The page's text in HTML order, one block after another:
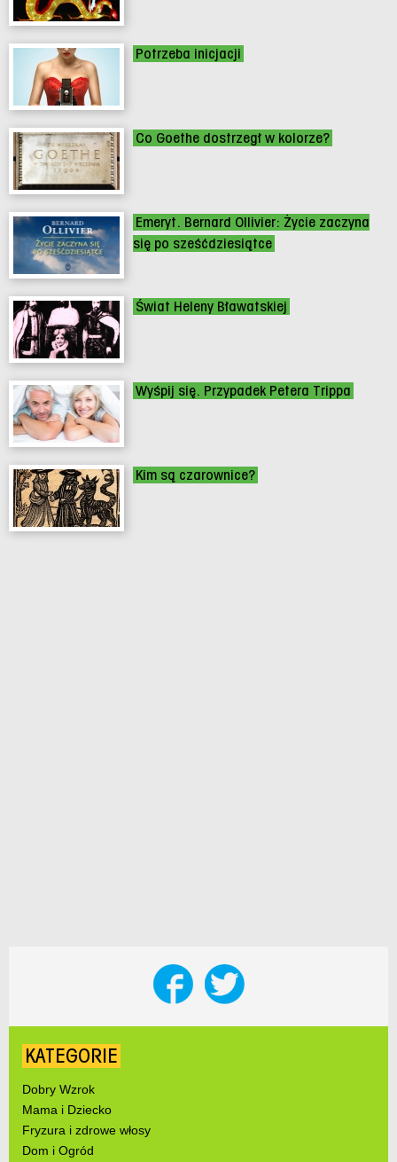
Potrzeba inicjacji
Co Goethe dostrzegł w kolorze?
Emeryt. Bernard Ollivier: Życie zaczyna
się po sześćdziesiątce
Świat Heleny Bławatskiej
Wyśpij się. Przypadek Petera Trippa
Kim są czarownice?
KATEGORIE
Dobry Wzrok
Mama i Dziecko
Fryzura i zdrowe włosy
Dom i Ogród